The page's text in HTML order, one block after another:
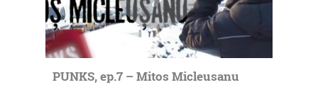
PUNKS, ep.7 – Mitos Micleusanu